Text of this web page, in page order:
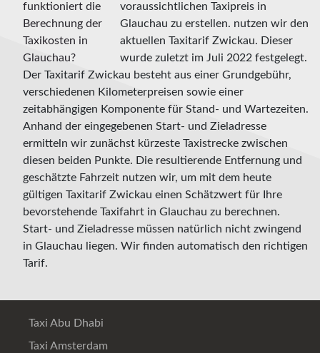
voraussichtlichen Taxipreis in
Glauchau zu erstellen. nutzen wir den
aktuellen Taxitarif Zwickau. Dieser
wurde zuletzt im Juli 2022 festgelegt.
Der Taxitarif Zwickau besteht aus einer Grundgebühr,
verschiedenen Kilometerpreisen sowie einer
zeitabhängigen Komponente für Stand- und Wartezeiten.
Anhand der eingegebenen Start- und Zieladresse
ermitteln wir zunächst kürzeste Taxistrecke zwischen
diesen beiden Punkte. Die resultierende Entfernung und
geschätzte Fahrzeit nutzen wir, um mit dem heute
gültigen Taxitarif Zwickau einen Schätzwert für Ihre
bevorstehende Taxifahrt in Glauchau zu berechnen.
Start- und Zieladresse müssen natürlich nicht zwingend
in Glauchau liegen. Wir finden automatisch den richtigen
Tarif.
Taxi Abu Dhabi
Taxi Amsterdam